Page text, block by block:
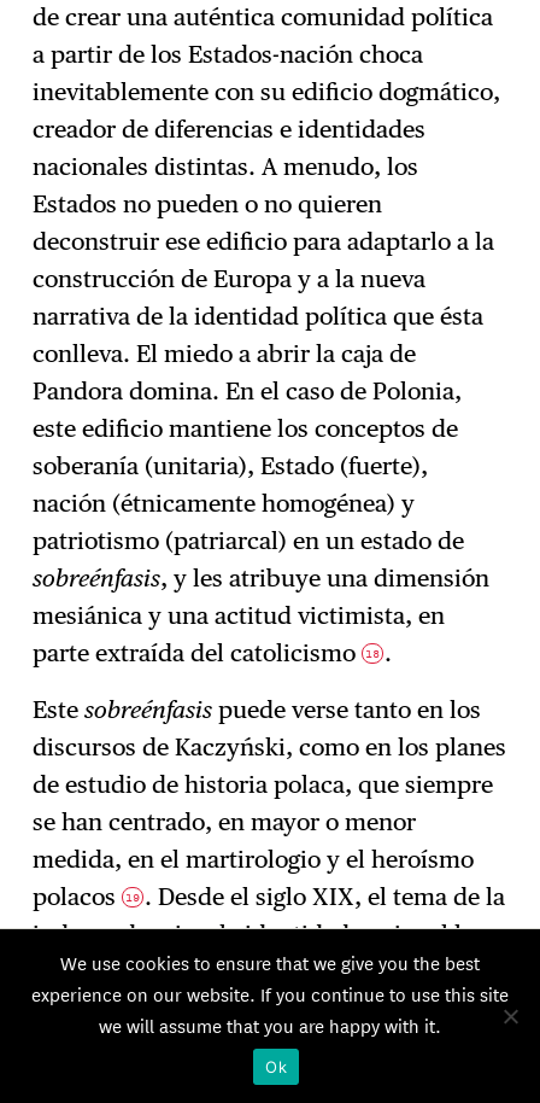
de crear una auténtica comunidad política
a partir de los Estados-nación choca
inevitablemente con su edificio dogmático,
creador de diferencias e identidades
nacionales distintas. A menudo, los
Estados no pueden o no quieren
deconstruir ese edificio para adaptarlo a la
construcción de Europa y a la nueva
narrativa de la identidad política que ésta
conlleva. El miedo a abrir la caja de
Pandora domina. En el caso de Polonia,
este edificio mantiene los conceptos de
soberanía (unitaria), Estado (fuerte),
nación (étnicamente homogénea) y
patriotismo (patriarcal) en un estado de
sobreénfasis, y les atribuye una dimensión
mesiánica y una actitud victimista, en
parte extraída del catolicismo18 .
Estesobreénfasis puede verse tanto en los
discursos de Kaczyński, como en los planes
de estudio de historia polaca, que siempre
se han centrado, en mayor o menor
medida, en el martirologio y el heroísmo
polacos19 . Desde el siglo XIX, el tema de la
independencia y la identidad nacional ha
estado en el centro de la vida intelectual
del país, principalmente debido a la
fragilidad de los procesos de formación del
Estado y de democratización,
We use cookies to ensure that we give you the best
experience on our website. If you continue to use this site
we will assume that you are happy with it.
Ok